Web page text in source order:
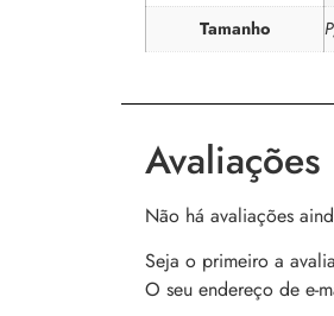
Tamanho
Avaliações
Não há avaliações
Seja o primeiro a
O seu endereço de e-